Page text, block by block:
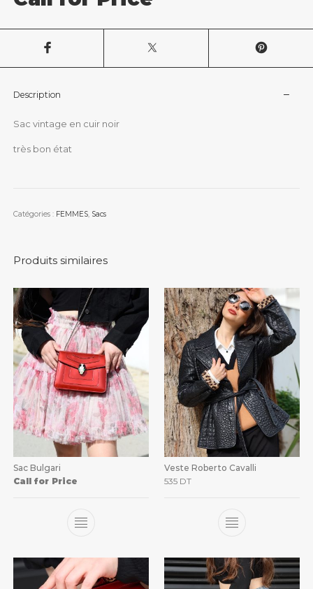
Description
Sac vintage en cuir noir
très bon état
Catégories : FEMMES, Sacs
Produits similaires
Sac Bulgari
Call for Price
Veste Roberto Cavalli
535 DT